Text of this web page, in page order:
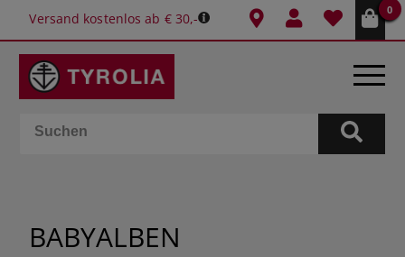
Versand kostenlos ab € 30,-
0
BÜCHER
SPIELE
BABYALBEN